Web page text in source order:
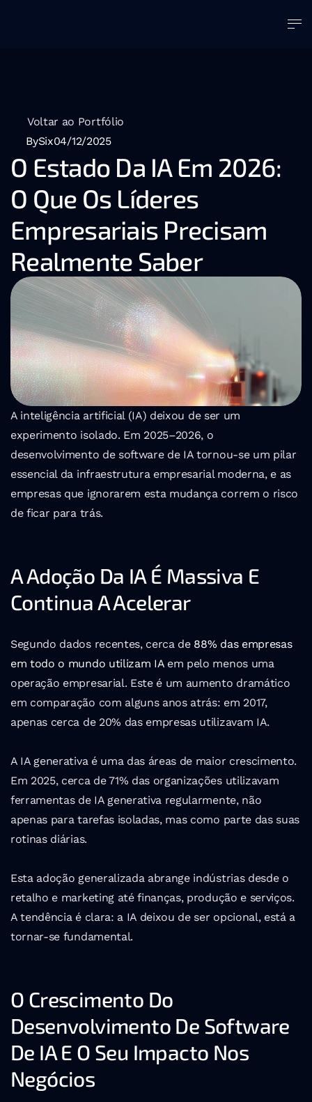
Voltar ao Portfólio
BySix04/12/2025
O Estado Da IA Em 2026:
O Que Os Líderes
Empresariais Precisam
Realmente Saber
A inteligência artificial (IA) deixou de ser um
experimento isolado. Em 2025–2026, o
desenvolvimento de software de IA tornou-se um pilar
essencial da infraestrutura empresarial moderna, e as
empresas que ignorarem esta mudança correm o risco
de ficar para trás.
A Adoção Da IA É Massiva E
Continua A Acelerar
Segundo dados recentes, cerca de 88% das empresas
em todo o mundo utilizam IA em pelo menos uma
operação empresarial. Este é um aumento dramático
em comparação com alguns anos atrás: em 2017,
apenas cerca de 20% das empresas utilizavam IA.
A IA generativa é uma das áreas de maior crescimento.
Em 2025, cerca de 71% das organizações utilizavam
ferramentas de IA generativa regularmente, não
apenas para tarefas isoladas, mas como parte das suas
rotinas diárias.
Esta adoção generalizada abrange indústrias desde o
retalho e marketing até finanças, produção e serviços.
A tendência é clara: a IA deixou de ser opcional, está a
tornar-se fundamental.
O Crescimento Do
Desenvolvimento De Software
De IA E O Seu Impacto Nos
Negócios